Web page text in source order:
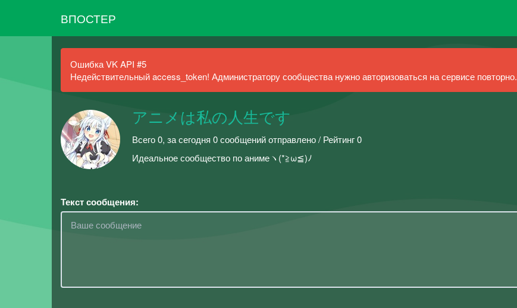
ВПОСТЕР
Ошибка VK API #5
Недействительный access_token! Администратору сообщества нужно авторизоваться на сервисе повторно.
アニメは私の人生です
Всего 0, за сегодня 0 сообщений отправлено / Рейтинг 0
Идеальное сообщество по анимеヽ(*≧ω≦)ﾉ
Текст сообщения: